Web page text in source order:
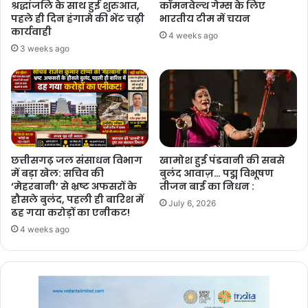
Related Articles
कर्ज चुकता, फिर भी कब्जे की कार्रवाई! मृतक ऋणकर्ता के परिवार
की प्रताड़ना का मामला सुप्रीम कोर्ट और PMO तक पहुंचा
6 days ago
रायपुर में छात्रों का आंदोलन तेज, शिक्षा व्यवस्था
में सुधार और मंत्री के इस्तीफे की मांग
7 days ago
मनेन्द्रगढ़: बीआर कार्यालय परिसर में गंदगी
का अंबार, तोड़फोड़ और अव्यवस्था से
संरक्षण मॉडल की सराहना, ISRO तकनीक से
श्रद्धांजलि के साथ हुई शुरुआत,
पहले ही दिन हंगामे की भेंट चढ़ी
कार्यवाही
3 weeks ago
कॉमनवेल्थ गेम्स के लिए
भारतीय टीम में चयन
4 weeks ago
छत्तीसगढ़ जल संसाधन विभाग
में बड़ा खेल: सचिव की
‘मेहरबानी’ से भ्रष्ट अफसरों के
हौसले बुलंद, पहली ही बारिश में
ढह गया करोड़ों का एनीकट!
4 weeks ago
खामोश हुई पंडवानी की सबसे
बुलंद आवाज़… पद्म विभूषण
तीजन बाई का निधन :
July 6, 2026